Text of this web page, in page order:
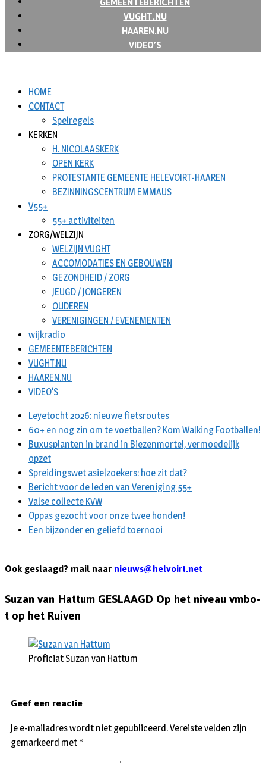
VUGHT.NU
HAAREN.NU
VIDEO’S
HOME
CONTACT
Spelregels
KERKEN
H. NICOLAASKERK
OPEN KERK
PROTESTANTE GEMEENTE HELEVOIRT-HAAREN
BEZINNINGSCENTRUM EMMAUS
V55+
55+ activiteiten
ZORG/WELZIJN
WELZIJN VUGHT
ACCOMODATIES EN GEBOUWEN
GEZONDHEID / ZORG
JEUGD / JONGEREN
OUDEREN
VERENIGINGEN / EVENEMENTEN
wijkradio
GEMEENTEBERICHTEN
VUGHT.NU
HAAREN.NU
VIDEO’S
Leyetocht 2026: nieuwe fietsroutes
60+ en nog zin om te voetballen? Kom Walking Footballen!
Buxusplanten in brand in Biezenmortel, vermoedelijk
opzet
Spreidingswet asielzoekers: hoe zit dat?
Bericht voor de leden van Vereniging 55+
Valse collecte KVW
Oppas gezocht voor onze twee honden!
Een bijzonder en geliefd toernooi
Ook geslaagd? mail naarnieuws@helvoirt.net
Suzan van HattumGESLAAGD Op het niveau vmbo-
t op het Ruiven
Proficiat Suzan van Hattum
Geef een reactie
Je e-mailadres wordt niet gepubliceerd.Vereiste velden zijn
gemarkeerd met *